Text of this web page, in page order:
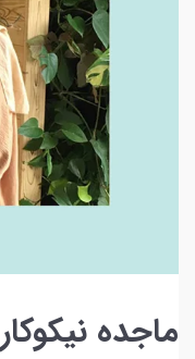
ماجده نیکوکار